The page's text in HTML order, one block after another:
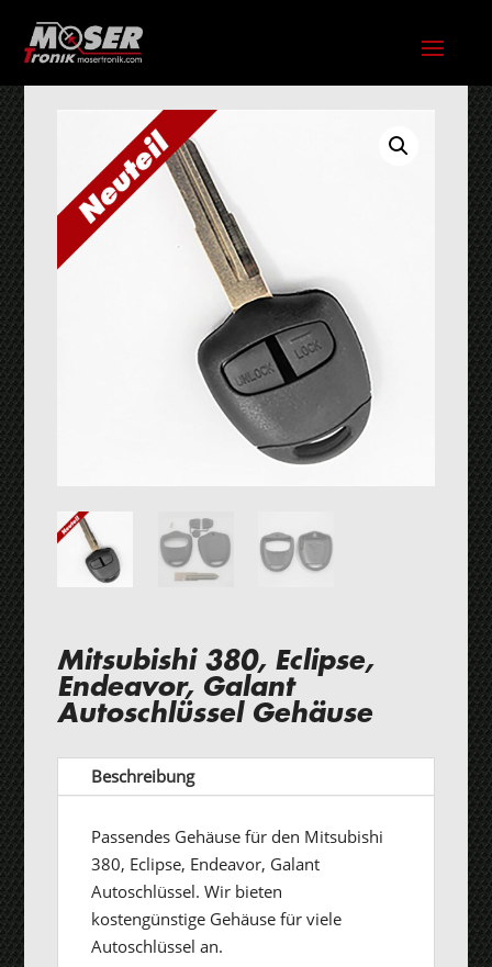
Mitsubishi 380, Eclipse,
Endeavor, Galant
Autoschlüssel Gehäuse
Beschreibung
Passendes Gehäuse für den Mitsubishi
380, Eclipse, Endeavor, Galant
Autoschlüssel. Wir bieten
kostengünstige Gehäuse für viele
Autoschlüssel an.